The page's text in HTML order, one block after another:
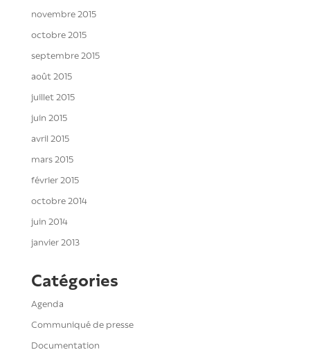
novembre 2015
octobre 2015
septembre 2015
août 2015
juillet 2015
juin 2015
avril 2015
mars 2015
février 2015
octobre 2014
juin 2014
janvier 2013
Catégories
Agenda
Communiqué de presse
Documentation